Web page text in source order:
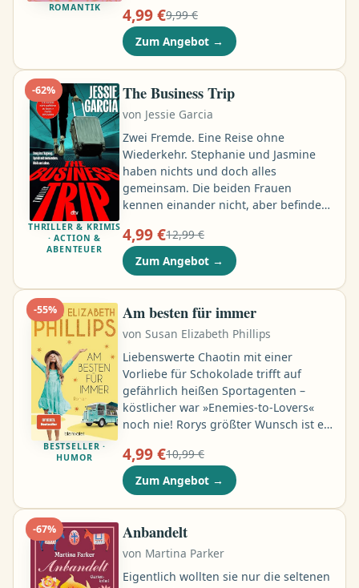
ROMANTIK
"Marry Me" mit, doch er hat wenig
Hoffnung, dort tatsächlich eine
geeignete Partnerin zu finden. Vivian
Euling arbeitet hinter den Kulissen als
Stylistin und hat damit ihren
absoluten Traumjob ergattert …
4,99 €9,99 €
Zum Angebot →
-62%
THRILLER & KRIMIS
· ACTION &
ABENTEUER
The Business Trip
von Jessie Garcia
Zwei Fremde. Eine Reise ohne
Wiederkehr. Stephanie und Jasmine
haben nichts und doch alles
gemeinsam. Die beiden Frauen
kennen einander nicht, aber befinden
erfolgreiche Stephanie auf einer
Geschäftsreise und die mittellose
Jasmine auf der Flucht vor ihrem
gewalttätigen Freund. Dann
verschwinden sie spurlos. Einige Tage
später schreiben sie ihren Freunden
die exakt gleiche SMS über denselben
Mann. Und plötzlich werden ihre
Nachrichten immer verstörender .. …
4,99 €12,99 €
Zum Angebot →
-55%
BESTSELLER ·
HUMOR
Am besten für immer
von Susan Elizabeth Phillips
Liebenswerte Chaotin mit einer
Vorliebe für Schokolade trifft auf
gefährlich heißen Sportagenten –
köstlicher war »Enemies-to-Lovers«
noch nie! Rorys größter Wunsch ist es,
Laden zu arbeiten. Doch der Traum
liegt in weiter Ferne, das liebe Geld …
Auf einer Party zu Ehren ihres Bruders
Clint, einem millionenschweren
Football Star …
4,99 €10,99 €
Zum Angebot →
-67% Anbandelt
von Martina Parker
Eigentlich wollten sie nur die seltenen